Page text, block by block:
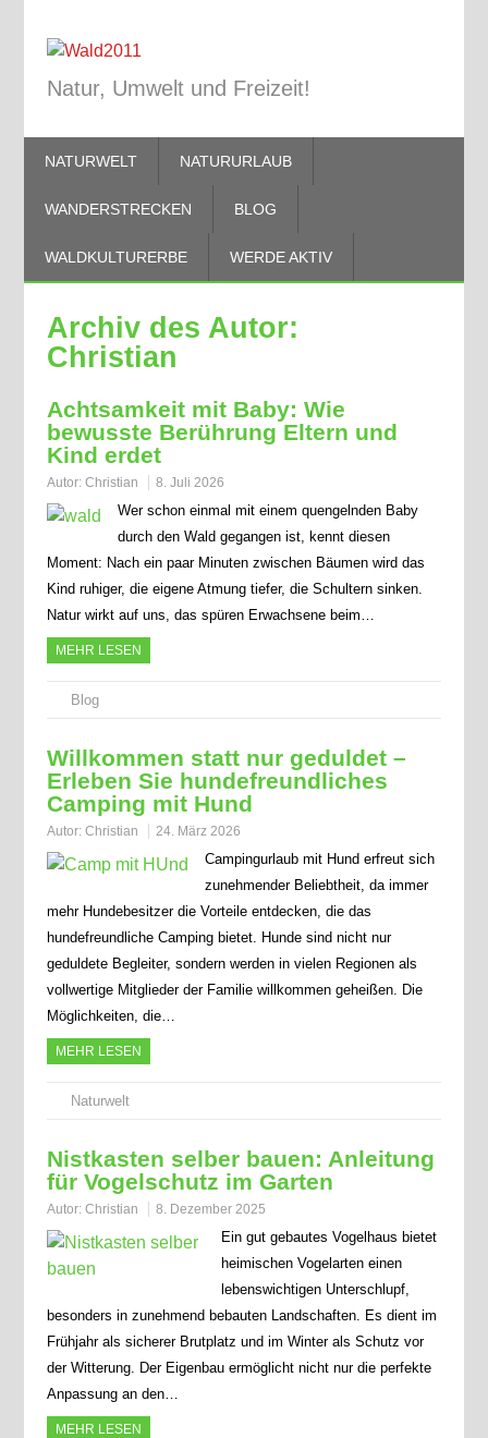
Natur, Umwelt und Freizeit!
NATURWELT NATURURLAUB
WANDERSTRECKEN BLOG
WALDKULTURERBE WERDE AKTIV
Archiv des Autor:
Christian
Achtsamkeit mit Baby: Wie
bewusste Berührung Eltern und
Kind erdet
Autor: Christian 8. Juli 2026
Wer schon einmal mit einem quengelnden Baby
durch den Wald gegangen ist, kennt diesen
Moment: Nach ein paar Minuten zwischen Bäumen wird das
Kind ruhiger, die eigene Atmung tiefer, die Schultern sinken.
Natur wirkt auf uns, das spüren Erwachsene beim…
MEHR LESEN
Blog
Willkommen statt nur geduldet –
Erleben Sie hundefreundliches
Camping mit Hund
Autor: Christian 24. März 2026
Campingurlaub mit Hund erfreut sich
zunehmender Beliebtheit, da immer
mehr Hundebesitzer die Vorteile entdecken, die das
hundefreundliche Camping bietet. Hunde sind nicht nur
geduldete Begleiter, sondern werden in vielen Regionen als
vollwertige Mitglieder der Familie willkommen geheißen. Die
Möglichkeiten, die…
MEHR LESEN
Naturwelt
Nistkasten selber bauen: Anleitung
für Vogelschutz im Garten
Autor: Christian 8. Dezember 2025
Ein gut gebautes Vogelhaus bietet
heimischen Vogelarten einen
lebenswichtigen Unterschlupf,
besonders in zunehmend bebauten Landschaften. Es dient im
Frühjahr als sicherer Brutplatz und im Winter als Schutz vor
der Witterung. Der Eigenbau ermöglicht nicht nur die perfekte
Anpassung an den…
MEHR LESEN